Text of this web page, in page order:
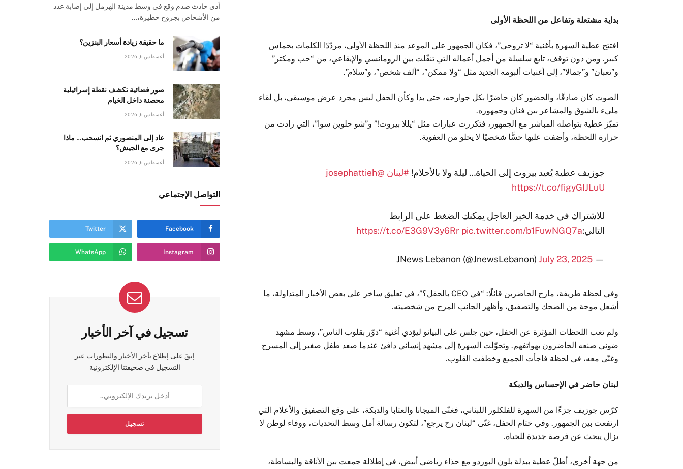
بداية مشتعلة وتفاعل من اللحظة الأولى
افتتح عطية السهرة بأغنية “لا تروحي”، فكان الجمهور على الموعد منذ اللحظة الأولى، مردّدًا الكلمات بحماس
كبير. ومن دون توقف، تابع سلسلة من أجمل أعماله التي تنقّلت بين الرومانسي والإيقاعي، من “حب ومكتر”
و”تعبان” و”جمالا”، إلى أغنيات ألبومه الجديد مثل “ولا ممكن”، “ألف شخص”، و”سلام”.
الصوت كان صادقًا، والحضور كان حاضرًا بكل جوارحه، حتى بدا وكأن الحفل ليس مجرد عرض موسيقي، بل لقاء
مليء بالشوق والمشاعر بين فنان وجمهوره.
تميّز عطية بتواصله المباشر مع الجمهور، فتكررت عبارات مثل “يللا بيروت!” و”شو حلوين سوا”، التي زادت من
حرارة اللحظة، وأضفت عليها حسًّا شخصيًا لا يخلو من العفوية.
جوزيف عطية يُعيد بيروت إلى الحياة… ليلة ولا بالأحلام! #لبنان @josephattieh
https://t.co/figyGIJLuU
للاشتراك في خدمة الخبر العاجل يمكنك الضغط على الرابط
التالي:
https://t.co/E3G9V3y6Rr pic.twitter.com/b1FuwNGQ7a
— JNews Lebanon (@JnewsLebanon)
July 23, 2025
وفي لحظة طريفة، مازح الحاضرين قائلًا: “في CEO بالحفل؟”، في تعليق ساخر على بعض الأخبار المتداولة، ما
أشعل موجة من الضحك والتصفيق، وأظهر الجانب المرح من شخصيته.
ولم تغب اللحظات المؤثرة عن الحفل، حين جلس على البيانو ليؤدي أغنية “دوّر بقلوب الناس”، وسط مشهد
ضوئي صنعه الحاضرون بهواتفهم. وتحوّلت السهرة إلى مشهد إنساني دافئ عندما صعد طفل صغير إلى المسرح
وغنّى معه، في لحظة فاجأت الجميع وخطفت القلوب.
لبنان حاضر في الإحساس والدبكة
كرّس جوزيف جزءًا من السهرة للفلكلور اللبناني، فغنّى الميجانا والعتابا والدبكة، على وقع التصفيق والأعلام التي
ارتفعت بين الجمهور. وفي ختام الحفل، غنّى “لبنان رح يرجع”، لتكون رسالة أمل وسط التحديات، ووفاء لوطن لا
يزال يبحث عن فرصة جديدة للحياة.
من جهة أخرى، أطلّ عطية ببدلة بلون البوردو مع حذاء رياضي أبيض، في إطلالة جمعت بين الأناقة والبساطة،
أدى حادث صدم وقع في وسط مدينة الهرمل إلى إصابة عدد
من الأشخاص بجروح خطيرة،…
ما حقيقة زيادة أسعار البنزين؟
أغسطس 6, 2026
صور فضائية تكشف نقطة إسرائيلية
محصنة داخل الخيام
أغسطس 6, 2026
عاد إلى المنصوري ثم انسحب… ماذا
جرى مع الجيش؟
أغسطس 6, 2026
التواصل الإجتماعي
Facebook
Twitter
Instagram
WhatsApp
تسجيل في آخر الأخبار
إبقَ على إطلاع بآخر الأخبار والتطورات عبر
التسجيل في صحيفتنا الإلكترونية